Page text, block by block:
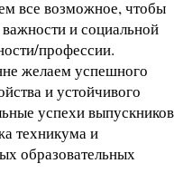
все возможное, чтобы
и социальной
профессии.
желаем успешного
и устойчивого
успехи выпускников
техникума и
образовательных